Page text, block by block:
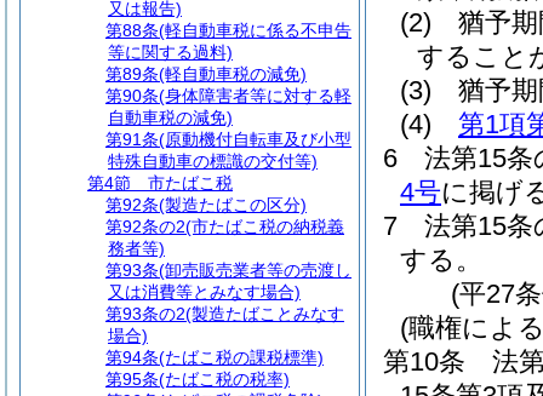
(2)
猶予
すること
(3)
猶予
(4)
第1項
6
法第15
4号に掲げ
7
法第15条
する。
(平27
(職権によ
第10条
法
又は報告)
第88条(軽自動車税に係る不申告
等に関する過料)
第89条(軽自動車税の減免)
第90条(身体障害者等に対する軽
自動車税の減免)
第91条(原動機付自転車及び小型
特殊自動車の標識の交付等)
第4節
市たばこ税
第92条(製造たばこの区分)
第92条の2(市たばこ税の納税義
務者等)
第93条(卸売販売業者等の売渡し
又は消費等とみなす場合)
第93条の2(製造たばことみなす
場合)
第94条(たばこ税の課税標準)
第95条(たばこ税の税率)